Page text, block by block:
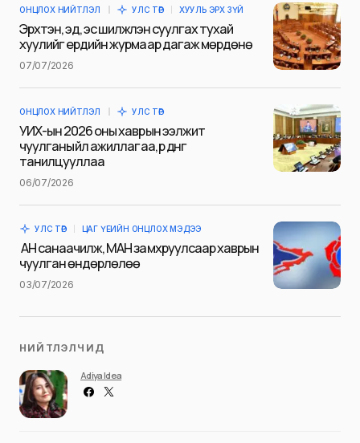
Сэтгэгдэл*
time I comment.
Илгээх
ОНЦЛОХ НИЙТЛЭЛ УЛС ТӨР ХУУЛЬ ЭРХ ЗҮЙ
Эрхтэн, эд, эс шилжүүлэн суулгах тухай
хуулийг ердийн журмаар дагаж мөрдөнө
07/07/2026
ОНЦЛОХ НИЙТЛЭЛ УЛС ТӨР
УИХ-ын 2026 оны хаврын ээлжит
чуулганы үйл ажиллагаа, үр дүнг
танилцууллаа
06/07/2026
УЛС ТӨР ЦАГ ҮЕИЙН ОНЦЛОХ МЭДЭЭ
АН санаачилж, МАН замхруулсаар хаврын
чуулган өндөрлөлөө
03/07/2026
НИЙТЛЭЛЧИД
Adiya Idea